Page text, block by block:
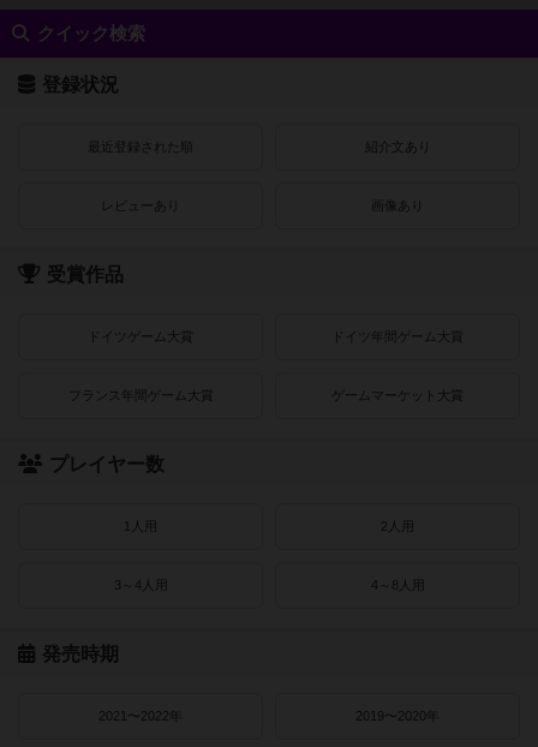
クイック検索
登録状況
最近登録された順 紹介文あり
レビューあり 画像あり
受賞作品
ドイツゲーム大賞 ドイツ年間ゲーム大賞
フランス年間ゲーム大賞 ゲームマーケット大賞
プレイヤー数
1人用 2人用
3～4人用 4～8人用
発売時期
2021〜2022年 2019〜2020年